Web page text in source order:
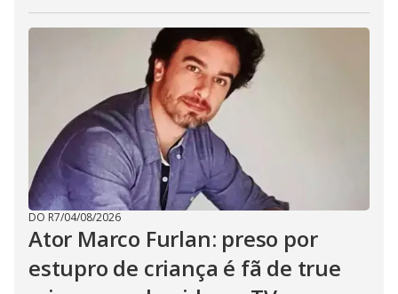
DO R7/04/08/2026
Ator Marco Furlan: preso por
estupro de criança é fã de true